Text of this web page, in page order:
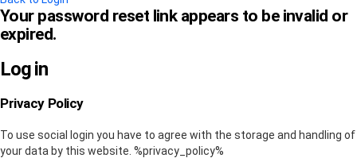
Your password reset link appears to be invalid or
expired.
Log in
Privacy Policy
To use social login you have to agree with the storage and handling of
your data by this website. %privacy_policy%